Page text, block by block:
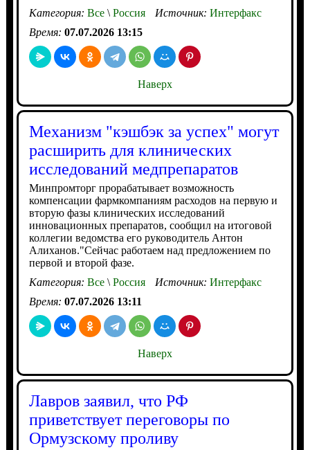
Категория: Все\Россия Источник: Интерфакс
Время: 07.07.2026 13:15
Наверх
Механизм "кэшбэк за успех" могут
расширить для клинических
исследований медпрепаратов
Минпромторг прорабатывает возможность
компенсации фармкомпаниям расходов на первую и
вторую фазы клинических исследований
инновационных препаратов, сообщил на итоговой
коллегии ведомства его руководитель Антон
Алиханов."Сейчас работаем над предложением по
первой и второй фазе.
Категория: Все\Россия Источник: Интерфакс
Время: 07.07.2026 13:11
Наверх
Лавров заявил, что РФ
приветствует переговоры по
Ормузскому проливу